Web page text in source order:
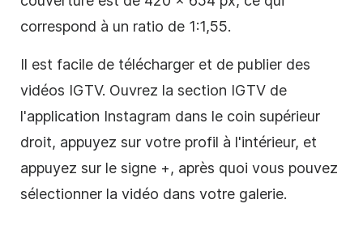
correspond à un ratio de 1:1,55.
Il est facile de télécharger et de publier des
vidéos IGTV. Ouvrez la section IGTV de
l'application Instagram dans le coin supérieur
droit, appuyez sur votre profil à l'intérieur, et
appuyez sur le signe +, après quoi vous pouvez
sélectionner la vidéo dans votre galerie.